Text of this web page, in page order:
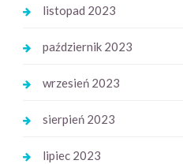
listopad 2023
październik 2023
wrzesień 2023
sierpień 2023
lipiec 2023